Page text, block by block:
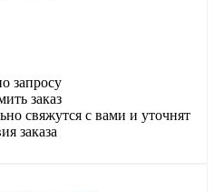
запросу
заказ
свяжутся с вами и уточнят
заказа